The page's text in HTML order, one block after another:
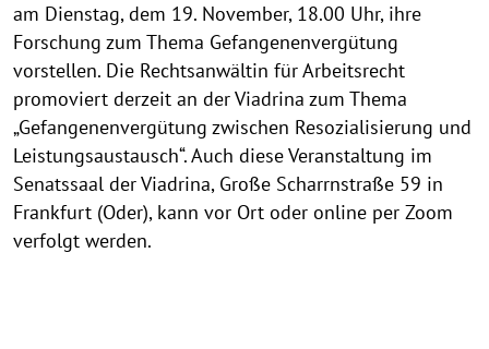
am Dienstag, dem 19. November, 18.00 Uhr, ihre
Forschung zum Thema Gefangenenvergütung
vorstellen. Die Rechtsanwältin für Arbeitsrecht
promoviert derzeit an der Viadrina zum Thema
„Gefangenenvergütung zwischen Resozialisierung und
Leistungsaustausch“. Auch diese Veranstaltung im
Senatssaal der Viadrina, Große Scharrnstraße 59 in
Frankfurt (Oder), kann vor Ort oder online per Zoom
verfolgt werden.